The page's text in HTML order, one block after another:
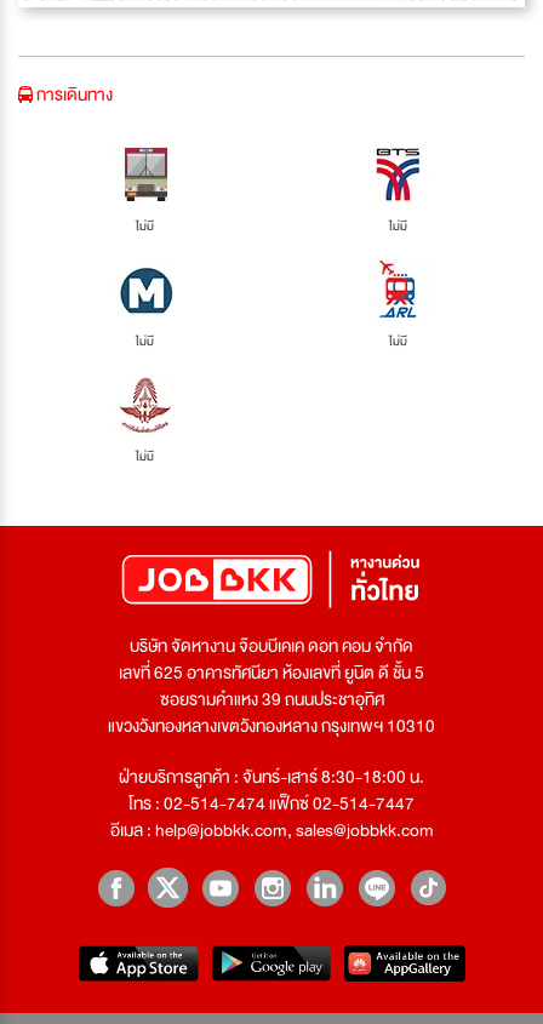
การเดินทาง
ไม่มี ไม่มี
ไม่มี ไม่มี
ไม่มี
บริษัท จัดหางาน จ๊อบบีเคเค ดอท คอม จำกัด
เลขที่ 625 อาคารทัศนียา ห้องเลขที่ ยูนิต ดี ชั้น 5
ซอยรามคำแหง 39 ถนนประชาอุทิศ
แขวงวังทองหลางเขตวังทองหลาง กรุงเทพฯ 10310
ฝ่ายบริการลูกค้า : จันทร์-เสาร์ 8:30-18:00 น.
โทร : 02-514-7474 แฟ็กซ์ 02-514-7447
อีเมล :help@jobbkk.com,sales@jobbkk.com